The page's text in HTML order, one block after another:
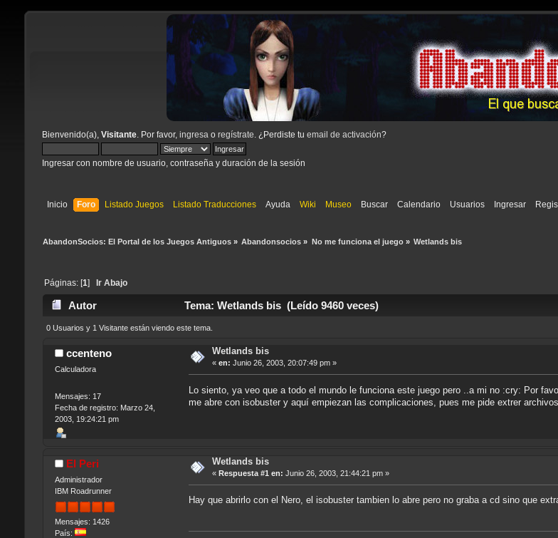
Bienvenido(a), Visitante. Por favor, ingresa o regístrate . ¿Perdiste tu email de activación?
Ingresar con nombre de usuario, contraseña y duración de la sesión
Inicio Foro Listado Juegos Listado Traducciones Ayuda Wiki Museo Buscar Calendario Usuarios Ingresar
AbandonSocios: El Portal de los Juegos Antiguos» Abandonsocios » No me funciona el juego» Wetlands bis
Páginas: [ 1 Ir Abajo
Autor Tema: Wetlands bis (Leído 9460 veces)
0 Usuarios y 1 Visitante están viendo este tema.
ccenteno
Calculadora
Mensajes: 17
Fecha de registro: Marzo 24,
2003, 19:24:21 pm
Wetlands bis
« en: Junio 26, 2003, 20:07:49 pm »
Lo siento, ya veo que a todo el mundo le funciona este juego pero ..a mi no :cry: Por
me abre con isobuster y aquí empiezan las complicaciones, pues me pide extrer
El Peri
Administrador
IBM Roadrunner
Mensajes: 1426
País:
Wetlands bis
« Respuesta #1 en: Junio 26, 2003, 21:44:21 pm »
Hay que abrirlo con el Nero, el isobuster tambien lo abre pero no graba a cd sino que